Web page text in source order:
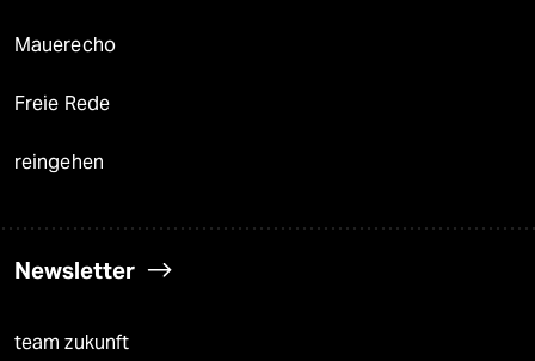
Mauerecho
Freie Rede
reingehen
Newsletter
team zukunft